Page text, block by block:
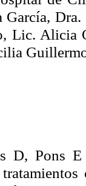
Lic. Alicia
D, Pons